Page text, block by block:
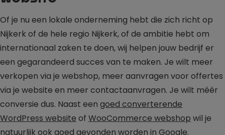
Of je nu een lokale onderneming hebt die zich richt op
Nijkerk of de hele regio Nijkerk, of de ambitie hebt om
internationaal zaken te doen, wij helpen jouw bedrijf er
een gegarandeerd succes van te maken. Je wilt meer
verkopen via je webshop, meer aanvragen voor offertes
via je website en meer contactaanvragen. Je wilt méér
conversie dus. Naast een goed converterende
WordPress website of WooCommerce webshop wil je
natuurlijk ook goed gevonden worden in Google.